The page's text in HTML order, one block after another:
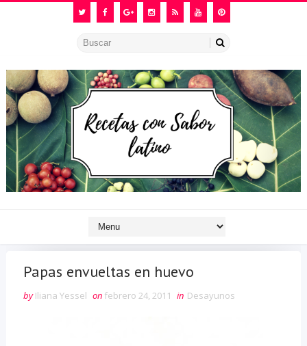
Papas envueltas en huevo
by Iliana Yessel on febrero 24, 2011 in Desayunos